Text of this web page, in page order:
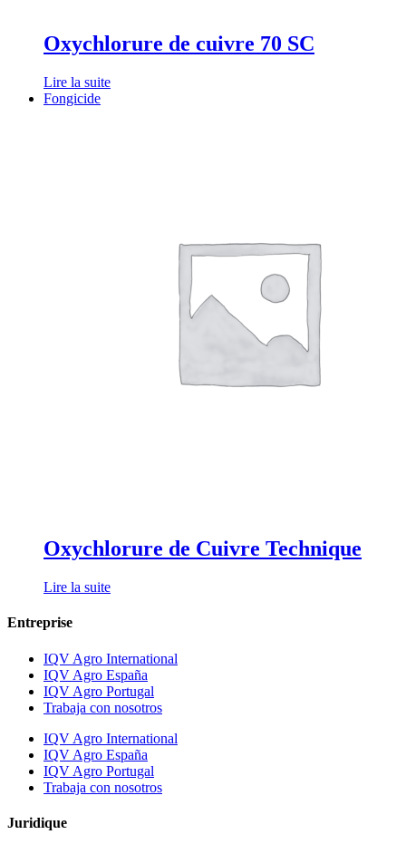
Oxychlorure de cuivre 70 SC
Lire la suite
Fongicide
Oxychlorure de Cuivre Technique
Lire la suite
Entreprise
IQV Agro International
IQV Agro España
IQV Agro Portugal
Trabaja con nosotros
IQV Agro International
IQV Agro España
IQV Agro Portugal
Trabaja con nosotros
Juridique